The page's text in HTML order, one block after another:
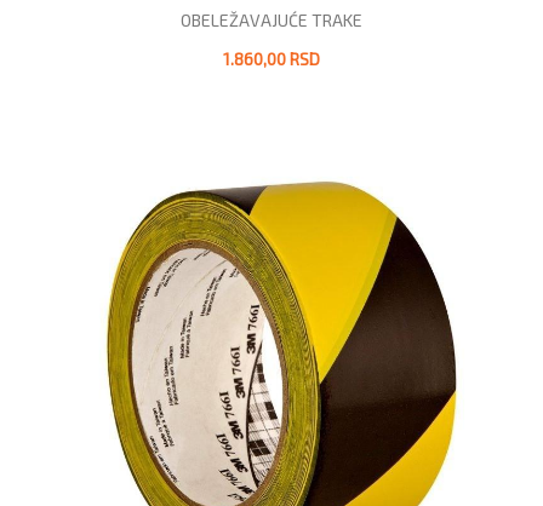
OBELEŽAVAJUĆE TRAKE
1.860,00 RSD